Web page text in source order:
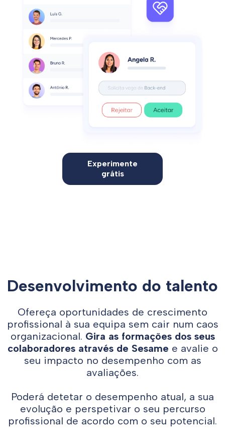
Experimente
grátis
Desenvolvimento do talento
Ofereça oportunidades de crescimento
profissional à sua equipa sem cair num caos
organizacional. Gira as formações dos seus
colaboradores através de Sesame e avalie o
seu impacto no desempenho com as
avaliações.
Poderá detetar o desempenho atual, a sua
evolução e perspetivar o seu percurso
profissional de acordo com o seu potencial.